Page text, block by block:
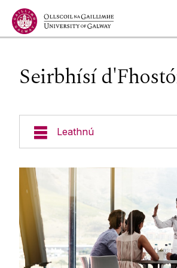
Léim go Ábhar
Seirbhísí
Leathnú
Cúrsaí
Foirgnimh & Eastáit
Seirbhísí do Mhic Léinn
Cumainn na Mac Léinn
Post A Fhógairt
Post a Fhógairt do mhac